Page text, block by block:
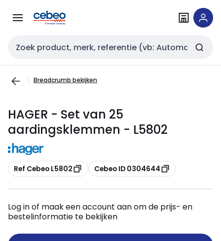
naar
naar
Zoekveld invoer
Breadcrumb bekijken
HAGER - Set van 25
aardingsklemmen - L5802
Kopiëren
Ref Cebeo L5802 Kopiëren
Cebeo ID 0304644
Log in of maak een account aan om de prijs- en
bestelinformatie te bekijken